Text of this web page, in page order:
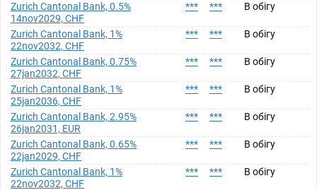
Zurich Cantonal Bank, 0.5%
14nov2029, CHF
*** *** В обігу
Zurich Cantonal Bank, 1%
22nov2032, CHF
*** *** В обігу
Zurich Cantonal Bank, 0.75%
27jan2032, CHF
*** *** В обігу
Zurich Cantonal Bank, 1%
25jan2036, CHF
*** *** В обігу
Zurich Cantonal Bank, 2.95%
26jan2031, EUR
*** *** В обігу
Zurich Cantonal Bank, 0.65%
22jan2029, CHF
*** *** В обігу
Zurich Cantonal Bank, 1%
22nov2032, CHF
*** *** В обігу